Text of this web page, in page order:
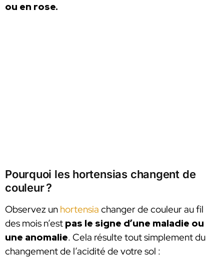
ou en rose.
Pourquoi les hortensias changent de
couleur ?
Observez un hortensia changer de couleur au fil
des mois n’est pas le signe d’une maladie ou
une anomalie. Cela résulte tout simplement du
changement de l’acidité de votre sol :